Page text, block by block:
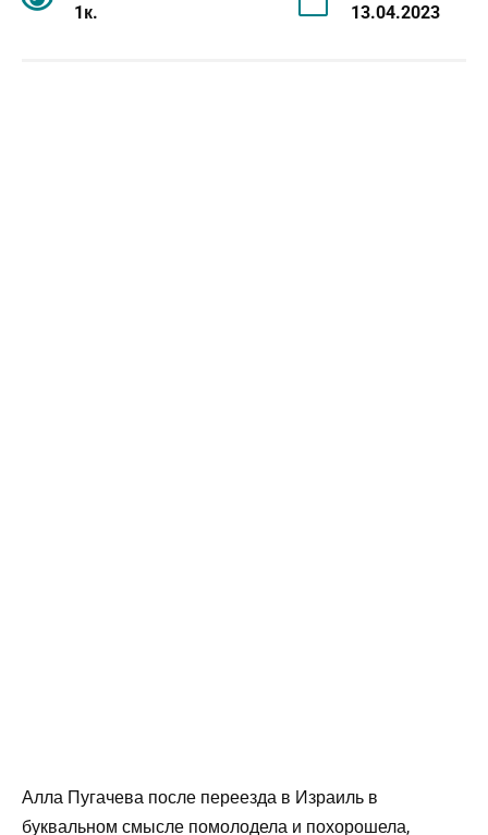
1к. 13.04.2023
Алла Пугачева после переезда в Израиль в
буквальном смысле помолодела и похорошела,